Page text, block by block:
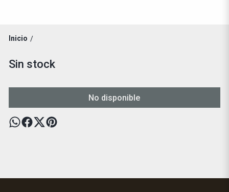
Inicio /
Sin stock
No disponible